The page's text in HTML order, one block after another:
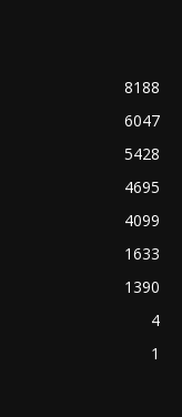
8188
6047
5428
4695
4099
1633
1390
4
1